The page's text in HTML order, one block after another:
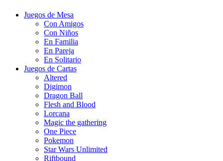
Juegos de Mesa
Con Amigos
Con Niños
En Familia
En Pareja
En Solitario
Juegos de Cartas
Altered
Digimon
Dragon Ball
Flesh and Blood
Lorcana
Magic the gathering
One Piece
Pokemon
Star Wars Unlimited
Riftbound